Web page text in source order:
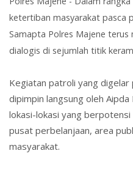
ketertiban masyarakat pasca
Samapta Polres Majene
dialogis di sejumlah titik
Kegiatan patroli yang
dipimpin langsung oleh
lokasi-lokasi yang
pusat perbelanjaan, area
masyarakat.